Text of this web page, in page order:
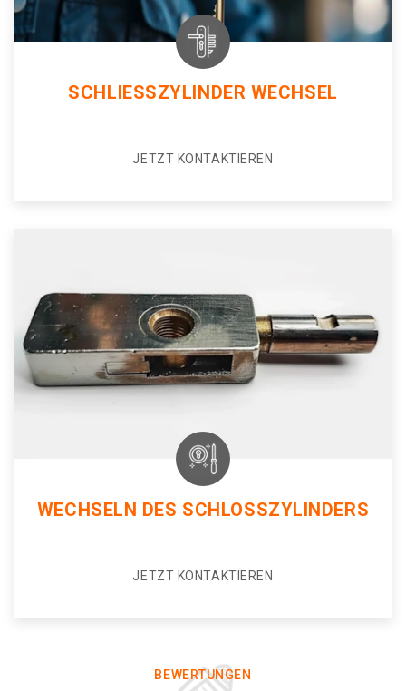
SCHLIESSZYLINDER WECHSEL
JETZT KONTAKTIEREN
WECHSELN DES SCHLOSSZYLINDERS
JETZT KONTAKTIEREN
BEWERTUNGEN